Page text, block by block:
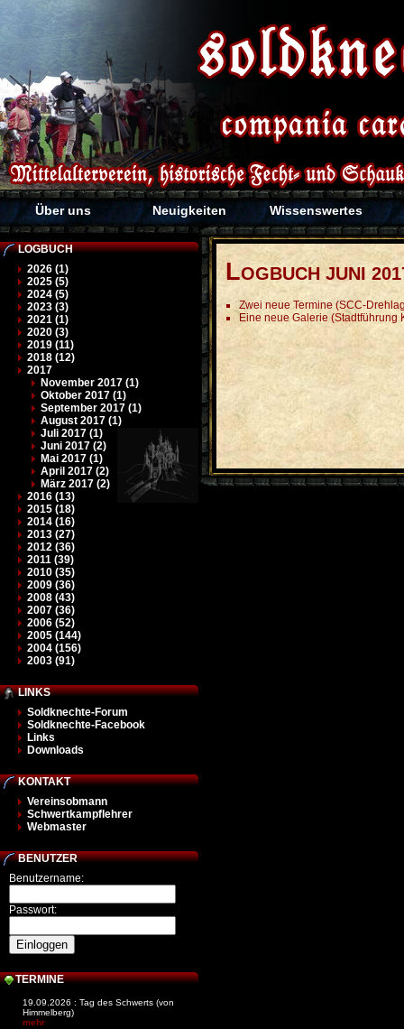
Über uns Neuigkeiten Wissenswertes
LOGBUCH
2026 (1)
2025 (5)
2024 (5)
2023 (3)
2021 (1)
2020 (3)
2019 (11)
2018 (12)
2017
November 2017 (1)
Oktober 2017 (1)
September 2017 (1)
August 2017 (1)
Juli 2017 (1)
Juni 2017 (2)
Mai 2017 (1)
April 2017 (2)
März 2017 (2)
2016 (13)
2015 (18)
2014 (16)
2013 (27)
2012 (36)
2011 (39)
2010 (35)
2009 (36)
2008 (43)
2007 (36)
2006 (52)
2005 (144)
2004 (156)
2003 (91)
LINKS
Soldknechte-Forum
Soldknechte-Facebook
Links
Downloads
KONTAKT
Vereinsobmann
Schwertkampflehrer
Webmaster
BENUTZER
Benutzername:
Passwort:
TERMINE
19.09.2026 : Tag des Schwerts (von
Himmelberg)
mehr
LOGBUCH JUNI
Zwei neue Termine (SCC-
Eine neue Galerie (Stadtführung